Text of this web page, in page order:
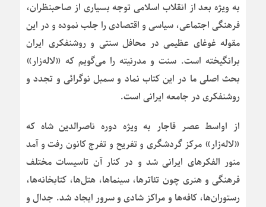
به ویژه بعد از انقلاب اسلامی توجه بسیاری از صاحبنظران،
فرهنگی اجتماعی، سیاسی و اقتصادی را جلب نموده و در این
مقوله غوغای عظیمی در محافل سنتی و روشنفکری ایران
برانگیخته است. سنت و مدرنیته را می‌گویم که «لاله‌زار»
بحث اصلی ما در این کتاب نماد و سمبل نوگرائی و تجدد و
روشنفکری در جامعه ایرانی است.
از اواسط عصر قاجار به ویژه دوره ناصرالدین شاه که
«لاله‌زار» مرکز گردشگری و تفریح و تفرج کانون رفت و آمد
منور الفکرهای ایرانی شد و در کنار آن تاسیسات مختلف
فرهنگی و هنری چون تئاترها، سینماها، هتل‌ها، کتابخانه‌ها،
رستوران‌ها، کافه‌ها و مراکز شادی و سرور ایجاد شد. جدال و